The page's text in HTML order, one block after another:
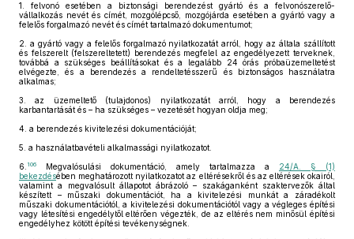
1.
felvonó esetében a biztonsági berendezést gyártó és a felvonószerelő-
vállalkozás nevét és címét, mozgólépcső, mozgójárda esetében a gyártó vagy a
felelős forgalmazó nevét és címét tartalmazó dokumentumot;
2.
a gyártó vagy a felelős forgalmazó nyilatkozatát arról, hogy az általa szállított
és felszerelt (felszereltetett) berendezés megfelel az engedélyezett terveknek,
továbbá a szükséges beállításokat és a legalább 24 órás próbaüzemeltetést
elvégezte, és a berendezés a rendeltetésszerű és biztonságos használatra
alkalmas;
3.
az üzemeltető (tulajdonos) nyilatkozatát arról, hogy a berendezés
karbantartását és – ha szükséges – vezetését hogyan oldja meg;
4. a berendezés kivitelezési dokumentációját;
5. a használatbavételi alkalmassági nyilatkozatot.
6. 106 Megvalósulási dokumentáció, amely tartalmazza a 24/A. § (1)
bekezdésében meghatározott nyilatkozatot az eltérésekről és az eltérések okairól,
valamint a megvalósult állapotot ábrázoló – szakáganként szaktervezők által
készített – műszaki dokumentációt, ha a kivitelezési munkát a záradékolt
műszaki dokumentációtól, a kivitelezési dokumentációtól vagy a végleges építési
vagy létesítési engedélytől eltérően végezték, de az eltérés nem minősül építési
engedélyhez kötött építési tevékenységnek.